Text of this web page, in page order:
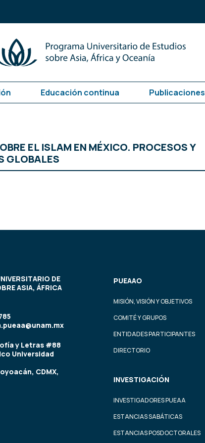
Educación continua Publicaciones
EL ISLAM EN MÉXICO. PROCESOS Y
GLOBALES
DE
ASIA, ÁFRICA
y Letras #88
Universidad
CDMX,
PUEAAO
MISIÓN, VISIÓN Y OBJETIVOS
COMITÉ Y GRUPOS
ENTIDADES PARTICIPANTES
DIRECTORIO
INVESTIGACIÓN
INVESTIGADORES PUEAA
ESTANCIAS SABÁTICAS
ESTANCIAS POSDOCTORALES